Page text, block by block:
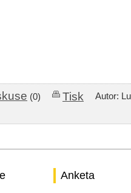
(0) Tisk
Autor:
Anketa